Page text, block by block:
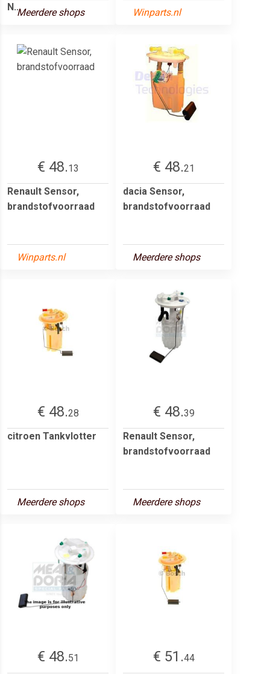
N...Meerdere shops Winparts.nl
€ 48.13
Renault Sensor,
brandstofvoorraad
Winparts.nl
€ 48.21
dacia Sensor,
brandstofvoorraad
Meerdere shops
€ 48.28
citroen Tankvlotter
Meerdere shops
€ 48.39
Renault Sensor,
brandstofvoorraad
Meerdere shops
€ 48.51
€ 51.44